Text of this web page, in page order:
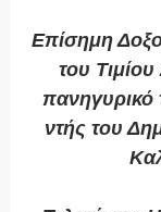
Επίσημη
του
πανηγυρικό
ντής του